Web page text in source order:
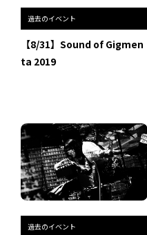
過去のイベント
【8/31】Sound of Gigmen
ta 2019
過去のイベント